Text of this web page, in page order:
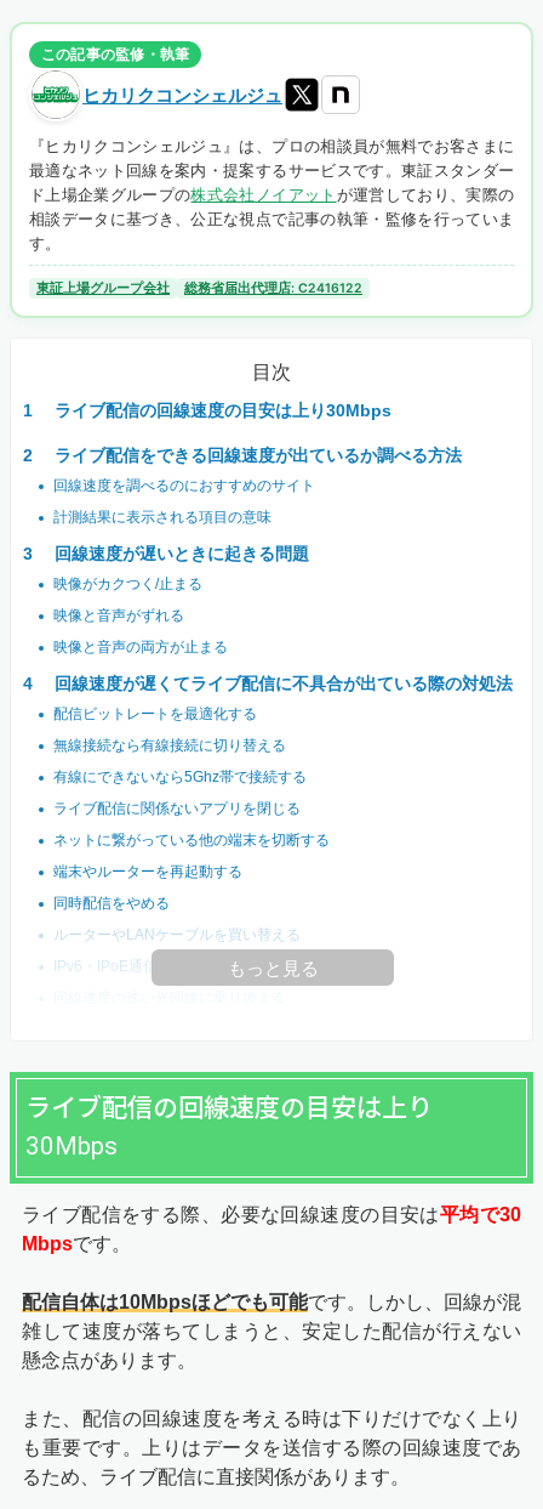
この記事の監修・執筆
ヒカリクコンシェルジュ
『ヒカリクコンシェルジュ』は、プロの相談員が無料でお客さまに
最適なネット回線を案内・提案するサービスです。東証スタンダー
ド上場企業グループの株式会社ノイアット が運営しており、実際の
相談データに基づき、公正な視点で記事の執筆・監修を行っていま
す。
東証上場グループ会社 総務省届出代理店: C2416122
目次
ライブ配信の回線速度の目安は上り30Mbps
ライブ配信をできる回線速度が出ているか調べる方法
回線速度を調べるのにおすすめのサイト
計測結果に表示される項目の意味
回線速度が遅いときに起きる問題
映像がカクつく/止まる
映像と音声がずれる
映像と音声の両方が止まる
回線速度が遅くてライブ配信に不具合が出ている際の対処法
配信ビットレートを最適化する
無線接続なら有線接続に切り替える
有線にできないなら5Ghz帯で接続する
ライブ配信に関係ないアプリを閉じる
ネットに繋がっている他の端末を切断する
端末やルーターを再起動する
同時配信をやめる
ルーターやLANケーブルを買い替える
IPv6・IPoE通信でネットに接続をする
もっと見る
ライブ配信の回線速度の目安は上り
30Mbps
ライブ配信をする際、必要な回線速度の目安は平均で30
Mbpsです。
配信自体は10Mbpsほどでも可能です。しかし、回線が混
雑して速度が落ちてしまうと、安定した配信が行えない
懸念点があります。
また、配信の回線速度を考える時は下りだけでなく上り
も重要です。上りはデータを送信する際の回線速度であ
るため、ライブ配信に直接関係があります。